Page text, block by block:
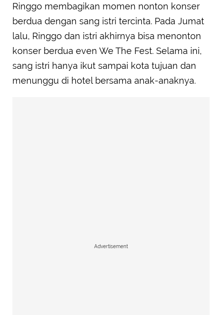
Ringgo membagikan momen nonton konser
berdua dengan sang istri tercinta. Pada Jumat
lalu, Ringgo dan istri akhirnya bisa menonton
konser berdua even We The Fest. Selama ini,
sang istri hanya ikut sampai kota tujuan dan
menunggu di hotel bersama anak-anaknya.
Advertisement